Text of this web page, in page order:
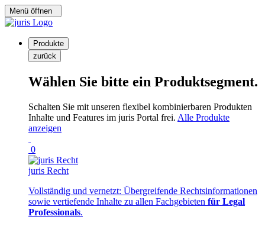
Menü öffnen
Produkte
zurück
Wählen Sie bitte ein Produktsegment.
Schalten Sie mit unseren flexibel kombinierbaren Produkten
Inhalte und Features im juris Portal frei. Alle Produkte
anzeigen
0
juris Recht
Vollständig und vernetzt: Übergreifende Rechtsinformationen
sowie vertiefende Inhalte zu allen Fachgebieten für Legal
Professionals.